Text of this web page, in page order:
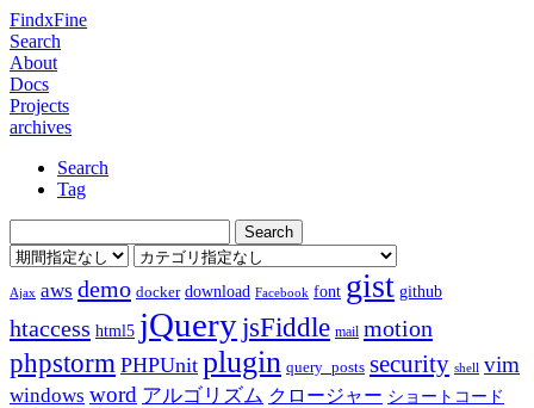
FindxFine
Search
About
Docs
Projects
archives
Search
Tag
Ajax aws demo docker download Facebook font gist github
htaccess html5 jQuery jsFiddle mail motion
phpstorm PHPUnit plugin query_posts security shell vim
windows word アルゴリズム クロージャー ショートコード